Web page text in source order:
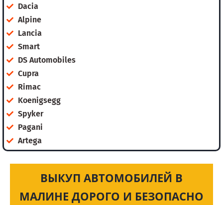
Dacia
Alpine
Lancia
Smart
DS Automobiles
Cupra
Rimac
Koenigsegg
Spyker
Pagani
Artega
ВЫКУП АВТОМОБИЛЕЙ В
МАЛИНЕ ДОРОГО И БЕЗОПАСНО